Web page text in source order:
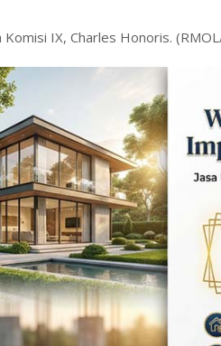
IX, Charles Honoris.